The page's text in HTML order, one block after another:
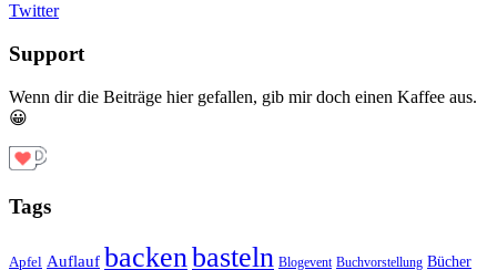
Twitter
Support
Wenn dir die Beiträge hier gefallen, gib mir doch einen Kaffee aus.
😀
Tags
Apfel Auflauf backenbasteln Blogevent Buchvorstellung Bücher